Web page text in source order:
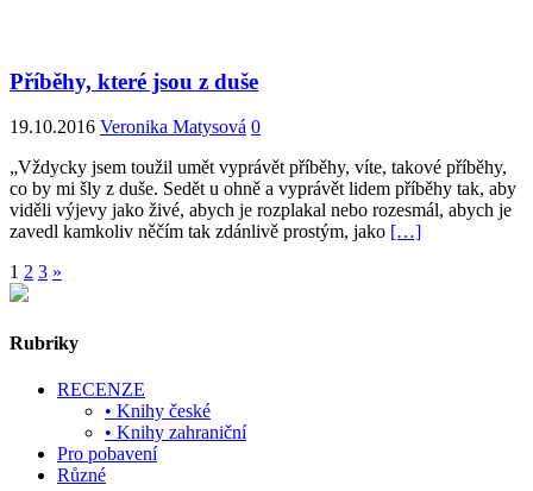
Příběhy, které jsou z duše
19.10.2016 Veronika Matysová 0
„Vždycky jsem toužil umět vyprávět příběhy, víte, takové příběhy,
co by mi šly z duše. Sedět u ohně a vyprávět lidem příběhy tak, aby
viděli výjevy jako živé, abych je rozplakal nebo rozesmál, abych je
zavedl kamkoliv něčím tak zdánlivě prostým, jako […]
1 2 3 »
Rubriky
RECENZE
• Knihy české
• Knihy zahraniční
Pro pobavení
Různé